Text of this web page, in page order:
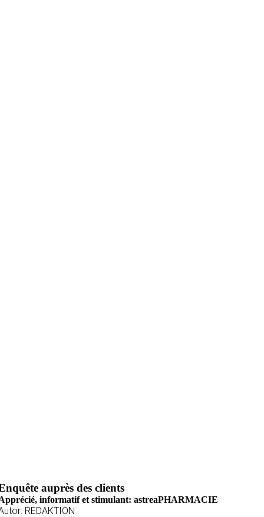
auprès des clients
informatif et stimulant: astreaPHARMACIE
REDAKTION